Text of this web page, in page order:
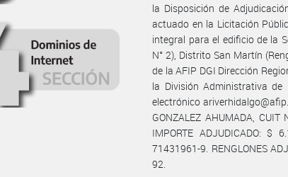
la Disposición de
actuado en la Licitación
integral para el edificio de la
N° 2), Distrito San Martín
de la AFIP DGI Dirección
la División Administrativa
electrónico
GONZALEZ AHUMADA, CUIT
IMPORTE ADJUDICADO: $
71431961-9. RENGLONES
92.